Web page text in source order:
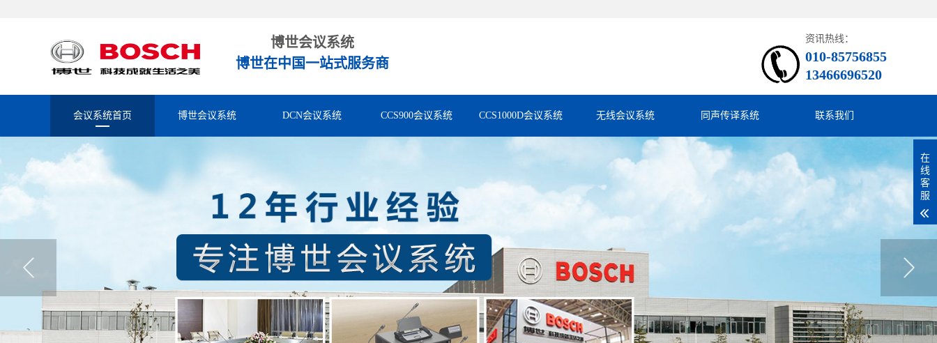
博世会议系统
博世在中国一站式服务商
资讯热线：
010-85756855
13466696520
会议系统首页 博世会议系统 DCN会议系统 CCS900会议系统 CCS1000D会议系统 无线会议系统 同声传译系统 联系我们
在
线
客
服